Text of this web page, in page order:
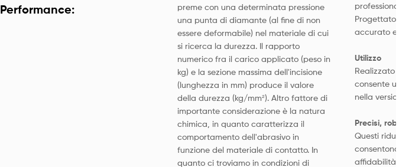
Performance:
preme con una determinata pressione
una punta di diamante (al fine di non
essere deformabile) nel materiale di cui
si ricerca la durezza. Il rapporto
numerico fra il carico applicato (peso in
kg) e la sezione massima dell'incisione
(lunghezza in mm) produce il valore
della durezza (kg/mm²). Altro fattore di
importante considerazione è la natura
chimica, in quanto caratterizza il
comportamento dell'abrasivo in
funzione del materiale di contatto. In
quanto ci troviamo in condizioni di
professionale
Progettato e
accurato e
Utilizzo
Realizzato
consente un
nella versione
Precisi,
Questi
consentono
affidabilità